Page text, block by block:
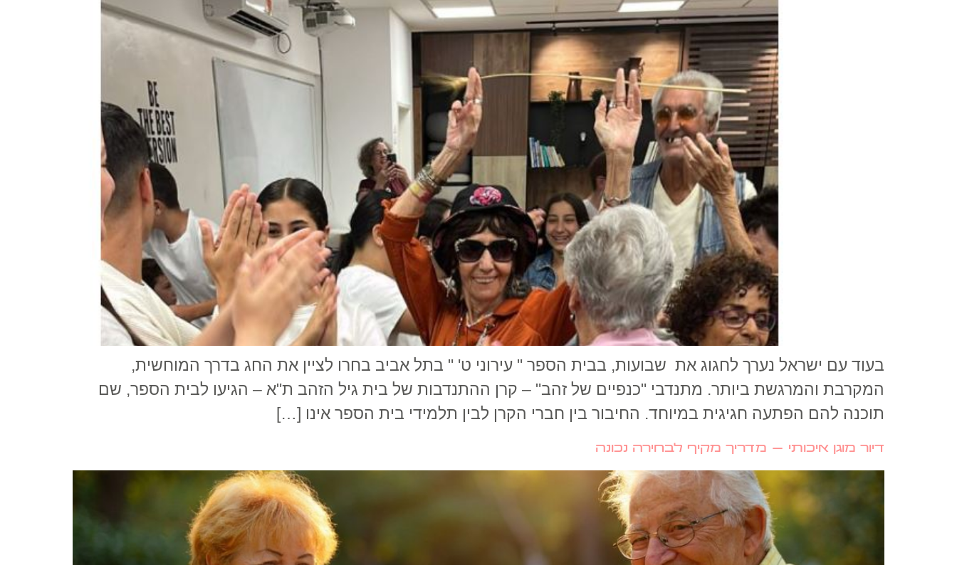
בעוד עם ישראל נערך לחגוג את שבועות, בבית הספר " עירוני ט' " בתל אביב בחרו לציין את החג בדרך המוחשית,
המקרבת והמרגשת ביותר. מתנדבי "כנפיים של זהב" – קרן ההתנדבות של בית גיל הזהב ת"א – הגיעו לבית הספר, שם
תוכנה להם הפתעה חגיגית במיוחד. החיבור בין חברי הקרן לבין תלמידי בית הספר אינו […]
דיור מוגן איכותי – מדריך מקיף לבחירה נכונה